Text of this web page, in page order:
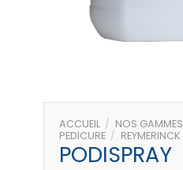
ACCUEIL / NOS GAMMES
PEDICURE / REYMERINCK
PODISPRAY